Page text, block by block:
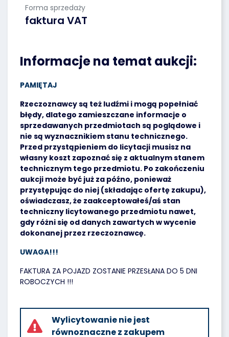
Forma sprzedaży
faktura VAT
Informacje na temat aukcji:
PAMIĘTAJ
Rzeczoznawcy są też ludźmi i mogą popełniać
błędy, dlatego zamieszczane informacje o
sprzedawanych przedmiotach są poglądowe i
nie są wyznacznikiem stanu technicznego.
Przed przystąpieniem do licytacji musisz na
własny koszt zapoznać się z aktualnym stanem
technicznym tego przedmiotu. Po zakończeniu
aukcji może być już za późno, ponieważ
przystępując do niej (składając ofertę zakupu),
oświadczasz, że zaakceptowałeś/aś stan
techniczny licytowanego przedmiotu nawet,
gdy różni się od danych zawartych w wycenie
dokonanej przez rzeczoznawcę.
UWAGA!!!
FAKTURA ZA POJAZD ZOSTANIE PRZESŁANA DO 5 DNI
ROBOCZYCH !!!
Wylicytowanie nie jest
równoznaczne z zakupem